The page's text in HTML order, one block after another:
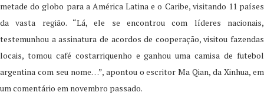
metade do globo para a América Latina e o Caribe, visitando 11 países
da vasta região. “Lá, ele se encontrou com líderes nacionais,
testemunhou a assinatura de acordos de cooperação, visitou fazendas
locais, tomou café costarriquenho e ganhou uma camisa de futebol
argentina com seu nome…”, apontou o escritor Ma Qian, da Xinhua, em
um comentário em novembro passado.